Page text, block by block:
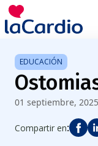
Nota:
este
sitio
web
incluye
accesibilidad.
EDUCACIÓN
01 septiembre,
Compartir en: